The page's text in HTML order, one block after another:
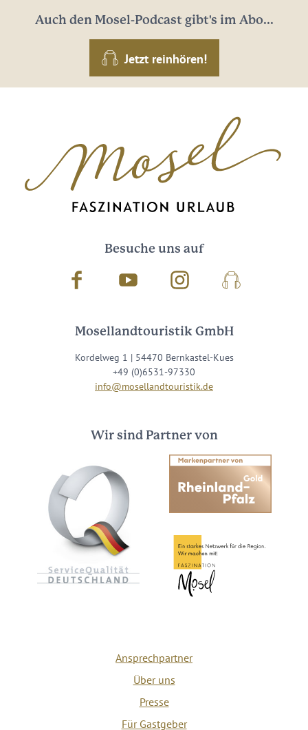
Auch den Mosel-Podcast gibt's im Abo...
Jetzt reinhören!
Besuche uns auf
Facebook Youtube InstagramPodcast
Mosellandtouristik GmbH
Kordelweg 1 | 54470 Bernkastel-Kues
+49 (0)6531-97330
info@mosellandtouristik.de
Wir sind Partner von
Ansprechpartner
Über uns
Presse
Für Gastgeber